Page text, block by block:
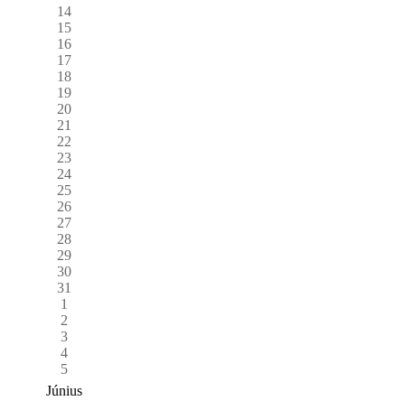
14
15
16
17
18
19
20
21
22
23
24
25
26
27
28
29
30
31
1
2
3
4
5
Június